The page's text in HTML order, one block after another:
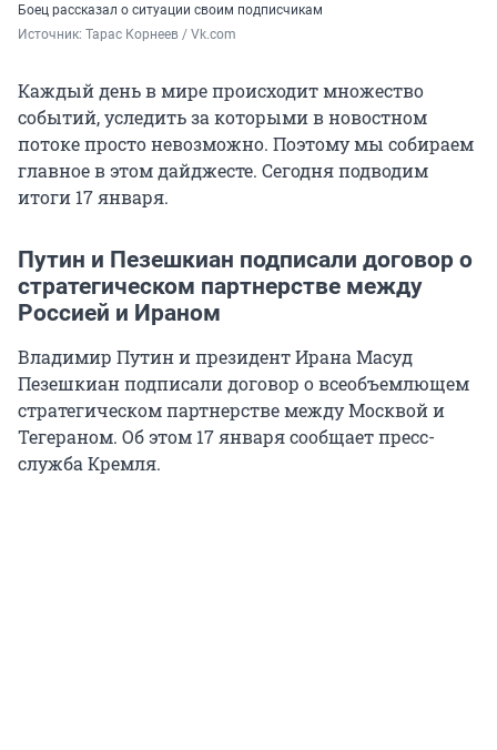
Боец рассказал о ситуации своим подписчикам
Источник: Тарас Корнеев / Vk.com
Каждый день в мире происходит множество
событий, уследить за которыми в новостном
потоке просто невозможно. Поэтому мы собираем
главное в этом дайджесте. Сегодня подводим
итоги 17 января.
Путин и Пезешкиан подписали договор о
стратегическом партнерстве между
Россией и Ираном
Владимир Путин и президент Ирана Масуд
Пезешкиан подписали договор о всеобъемлющем
стратегическом партнерстве между Москвой и
Тегераном. Об этом 17 января сообщает пресс-
служба Кремля.